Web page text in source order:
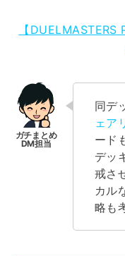
【
同デ
ェア
ード
デッ
戒さ
カル
略も